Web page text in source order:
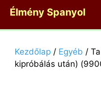
Kilépés
tartalomba
Élmény Spanyol
Kezdőlap / Egyéb /
kipróbálás után)